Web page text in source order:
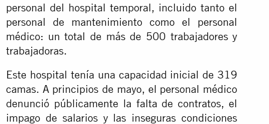
personal del hospital temporal, incluido tanto el
personal de mantenimiento como el personal
médico: un total de más de 500 trabajadores y
trabajadoras.
Este hospital tenía una capacidad inicial de 319
camas. A principios de mayo, el personal médico
denunció públicamente la falta de contratos, el
impago de salarios y las inseguras condiciones